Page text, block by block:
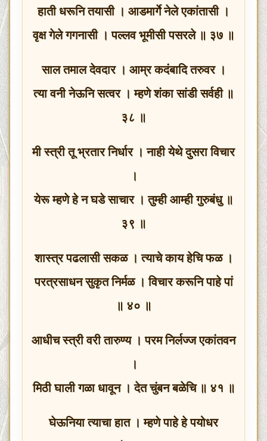
हाती धरूनि तयासी । आडमार्गे नेले एकांतासी ।
वृक्ष गेले गगनासी । पल्लव भूमीसी पसरले ॥ ३७ ॥
साल तमाल देवदार । आम्र कदंबादि तरुवर ।
त्या वनी नेऊनि सत्वर । म्हणे शंका सांडी सर्वही ॥
३८ ॥
मी स्त्री तू भ्रतार निर्धार । नाही येथे दुसरा विचार
।
येरू म्हणे हे न घडे साचार । तुम्ही आम्ही गुरुबंधु ॥
३९ ॥
शास्त्र पढलासी सकळ । त्याचे काय हेचि फळ ।
परत्रसाधन सुकृत निर्मळ । विचार करूनि पाहे पां
॥ ४० ॥
आधीच स्त्री वरी तारुण्य । परम निर्लज्ज एकांतवन
।
मिठी घाली गळा धावून । देत चुंबन बळेचि ॥ ४१ ॥
घेऊनिया त्याचा हात । म्हणे पाहे हे पयोधर